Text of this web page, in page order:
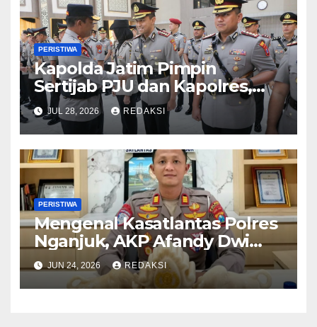
PERISTIWA
Kapolda Jatim Pimpin
Sertijab PJU dan Kapolres,
Perkuat Regenerasi
Kepemimpinan dan
Pelayanan Presisi
JUL 28, 2026 REDAKSI
PERISTIWA
Mengenal Kasatlantas Polres
Nganjuk, AKP Afandy Dwi
Takdir
JUN 24, 2026 REDAKSI